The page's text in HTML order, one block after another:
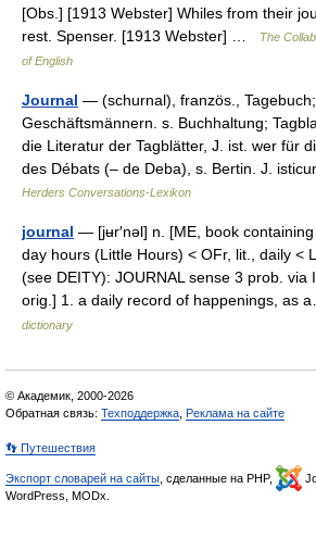
[Obs.] [1913 Webster] Whiles from their
rest. Spenser. [1913 Webster] …
The
of English
Journal — (schurnal), französ.,
Geschäftsmännern. s. Buchhaltung;
die Literatur der Tagblätter, J. ist. wer für
des Débats (– de Deba), s. Bertin. J.
Herders Conversations-Lexikon
journal — [jʉr′nəl] n. [ME, book
day hours (Little Hours) < OFr, lit., daily <
(see DEITY): JOURNAL sense 3 prob. via
orig.] 1. a daily record of happenings,
dictionary
© Академик, 2000-2026
Обратная связь: Техподдержка Реклама на сайте
👣 Путешествия
Экспорт словарей на сайты , сделанные на PHP,
WordPress, MODx.